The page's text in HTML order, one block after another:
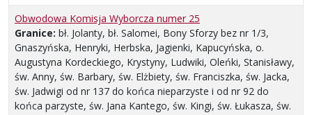
Obwodowa Komisja Wyborcza numer 25
Granice: bł. Jolanty, bł. Salomei, Bony Sforzy bez nr 1/3,
Gnaszyńska, Henryki, Herbska, Jagienki, Kapucyńska, o.
Augustyna Kordeckiego, Krystyny, Ludwiki, Oleńki, Stanisławy,
św. Anny, św. Barbary, św. Elżbiety, św. Franciszka, św. Jacka,
św. Jadwigi od nr 137 do końca nieparzyste i od nr 92 do
końca parzyste, św. Jana Kantego, św. Kingi, św. Łukasza, św.